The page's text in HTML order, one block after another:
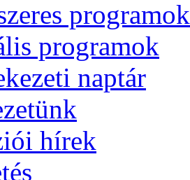
programok
programok
naptár
hírek